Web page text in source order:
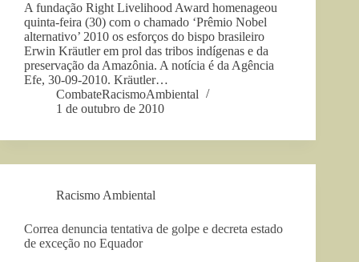
A fundação Right Livelihood Award homenageou
quinta-feira (30) com o chamado ‘Prêmio Nobel
alternativo’ 2010 os esforços do bispo brasileiro
Erwin Kräutler em prol das tribos indígenas e da
preservação da Amazônia. A notícia é da Agência
Efe, 30-09-2010. Kräutler…
CombateRacismoAmbiental
1 de outubro de 2010
Racismo Ambiental
Correa denuncia tentativa de golpe e decreta estado
de exceção no Equador